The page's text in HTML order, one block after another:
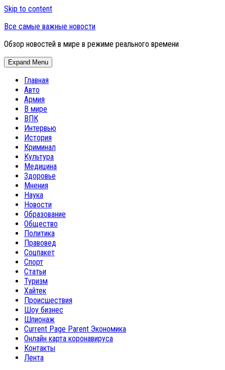
Skip to content
Все самые важные новости
Обзор новостей в мире в режиме реального времени
Expand Menu
Главная
Авто
Армия
В мире
ВПК
Интервью
История
Криминал
Культура
Медицина
Здоровье
Мнения
Наука
Новости
Образование
Общество
Политика
Правовед
Соцпакет
Спорт
Статьи
Туризм
Хайтек
Происшествия
Шоу бизнес
Шпионаж
Current Page Parent Экономика
Онлайн карта коронавируса
Контакты
Лента